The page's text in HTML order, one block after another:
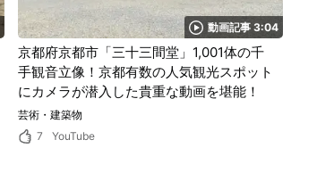
動画記事 3:04
京都府京都市「三十三間堂」1,001体の千
手観音立像！京都有数の人気観光スポット
にカメラが潜入した貴重な動画を堪能！
芸術・建築物
7
YouTube